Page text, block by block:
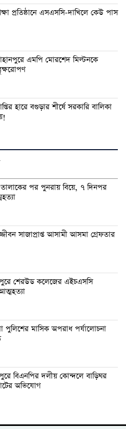
প্রতিষ্ঠানে এসএসসি-দাখিলে কেউ পাস
এমপি মোরশেদ মিল্টনকে
হারে বগুড়ার শীর্ষে সরকারি বালিকা
পর পুনরায় বিয়ে, ৭ দিনপর
সাজাপ্রাপ্ত আসামী আসমা গ্রেফতার
শেরউড কলেজের এইচএসসি
পুলিশের মাসিক অপরাধ পর্যালোচনা
বিএনপির দলীয় কোন্দলে বাড়িঘর
অভিযোগ